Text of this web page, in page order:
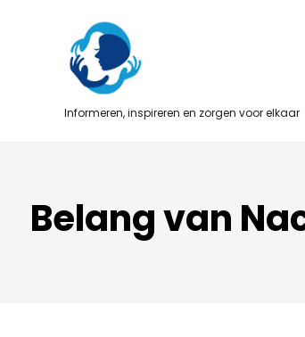
Informeren, inspireren en zorgen voor elkaar
Belang van